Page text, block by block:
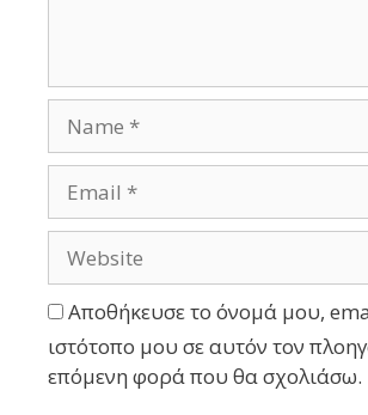
Αποθήκευσε το όνομά μου,
ιστότοπο μου σε αυτόν τον
επόμενη φορά που θα σχολιάσω.